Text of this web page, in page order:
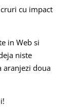
cu impact
in Web si
niste
aranjezi doua